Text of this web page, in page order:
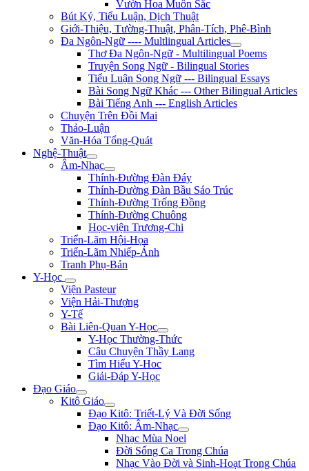
Vườn Hoa Muôn Sắc
Bút Ký, Tiểu Luận, Dịch Thuật
Giới-Thiệu, Tường-Thuật, Phân-Tích, Phê-Bình
Đa Ngôn-Ngữ ---- Multlingual Articles
Thơ Đa Ngôn-Ngữ - Multilingual Poems
Truyện Song Ngữ - Bilingual Stories
Tiểu Luận Song Ngữ --- Bilingual Essays
Bài Song Ngữ Khác --- Other Bilingual Articles
Bài Tiếng Anh --- English Articles
Chuyện Trên Đồi Mai
Thảo-Luận
Văn-Hóa Tổng-Quát
Nghệ-Thuật
Âm-Nhạc
Thính-Đường Đàn Đáy
Thính-Đường Đàn Bầu Sáo Trúc
Thính-Đường Trống Đồng
Thính-Đường Chuông
Học-viện Trương-Chi
Triển-Lãm Hội-Họa
Triển-Lãm Nhiếp-Ảnh
Tranh Phụ-Bản
Y-Học
Viện Pasteur
Viện Hải-Thượng
Y-Tế
Bài Liên-Quan Y-Học
Y-Học Thường-Thức
Câu Chuyện Thầy Lang
Tìm Hiểu Y-Hoc
Giải-Đáp Y-Học
Đạo Giáo
Kitô Giáo
Đạo Kitô: Triết-Lý Và Đời Sống
Đạo Kitô: Âm-Nhạc
Nhạc Mùa Noel
Đời Sống Ca Trong Chúa
Nhạc Vào Đời và Sinh-Hoạt Trong Chúa